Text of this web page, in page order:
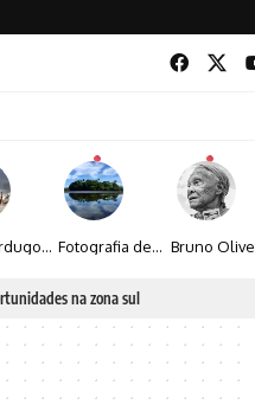
Ezer Berdugo transforma experiências multiculturais e memórias em narrativas visuais por meio da fotografia Fotografia de Fátima Carlini transforma paisagens naturais em experiências de contemplação
na zona sul